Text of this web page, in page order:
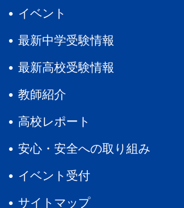
イベント
最新中学受験情報
最新高校受験情報
教師紹介
高校レポート
安心・安全への取り組み
イベント受付
サイトマップ